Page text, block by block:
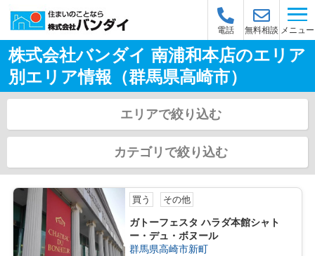
電話 無料相談 メニュー
株式会社バンダイ 南浦和本店のエリア
別エリア情報（群馬県高崎市）
エリアで絞り込む
カテゴリで絞り込む
買う その他
ガトーフェスタ ハラダ本館シャト
ー・デュ・ボヌール
群馬県高崎市新町